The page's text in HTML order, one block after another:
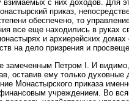
взимаемых с них доходов. Для
приказ,
обеспечено, то
все еще находились в руках
и архиерейских
на дело призрения и
замеченным Петром I. И
оставив ему только духовные
Монастырского приказа
учреждением. Во